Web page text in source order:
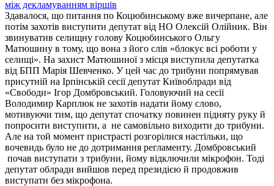
Здавалося, що питання по Коцюбинському вже вичерпане, але
потім захотів виступити депутат від НО Олексій Олійник. Він
звинуватив селищну голову Коцюбинського Ольгу
Матюшину в тому, що вона з його слів «блокує всі роботи у
селищі». На захист Матюшиної з місця виступила депутатка
від БПП Марія Шевченко. У цей час до трибуни попрямував
присутній на Ірпінській сесії депутат Київоблради від
«Свободи» Ігор Домбровський. Головуючий на сесії
Володимир Карплюк не захотів надати йому слово,
мотивуючи тим, що депутат спочатку повинен підняту руку й
попросити виступити, а не самовільно виходити до трибуни.
Але на той момент пристрасті розгорілися настільки, що
вочевидь було не до дотримання регламенту. Домбровський
почав виступати з трибуни, йому відключили мікрофон. Тоді
депутат облради вийшов перед президією й продовжив
виступати без мікрофона.